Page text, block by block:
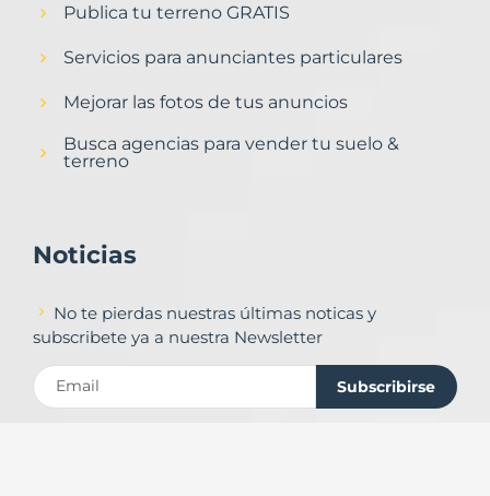
Publica tu terreno GRATIS
Servicios para anunciantes particulares
Mejorar las fotos de tus anuncios
Busca agencias para vender tu suelo &
terreno
Noticias
No te pierdas nuestras últimas noticas y
subscribete ya a nuestra Newsletter
Subscribirse